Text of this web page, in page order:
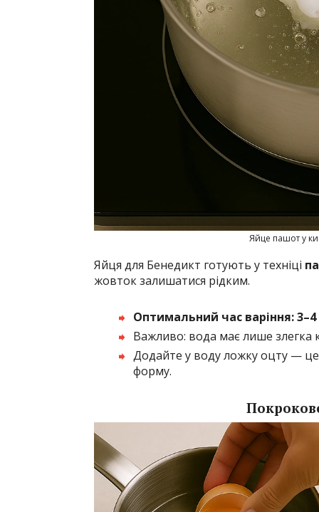
Яйце пашот у
Яйця для Бенедикт готують у техніці
жовток залишатися рідким.
Оптимальний час варіння:
Важливо: вода має лише злегка
Додайте у воду ложку оцту —
форму.